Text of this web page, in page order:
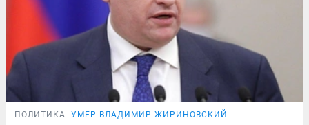
ПОЛИТИКА УМЕР ВЛАДИМИР ЖИРИНОВСКИЙ